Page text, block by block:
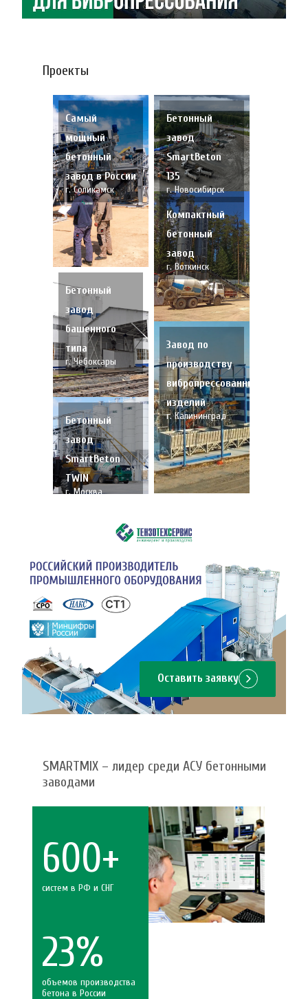
Проекты
Самый
мощный
бетонный
завод в России
г. Соликамск
Бетонный
завод
башенного
типа
г. Чебоксары
Бетонный
завод
SmartBeton
TWIN
г. Москва
Бетонный
завод
SmartBeton
135
г. Новосибирск
Компактный
бетонный
завод
г. Воткинск
Завод по
производству
вибропрессованных
изделий
г. Калининград
Оставить заявку
SMARTMIX – лидер среди АСУ бетонными
заводами
600+
систем в РФ и СНГ
23%
объемов производства
бетона в России